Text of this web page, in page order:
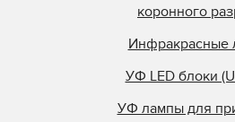
коронного
Инфракрасные
УФ LED блоки
УФ лампы для